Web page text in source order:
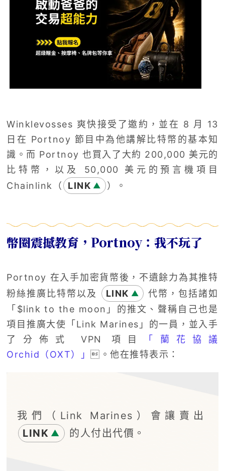
Winklevosses 爽快接受了邀約，並在 8 月 13
日在 Portnoy 節目中為他講解比特幣的基本知
識。而 Portnoy 也買入了大約 200,000 美元的
比特幣，以及 50,000 美元的預言機項目
Chainlink（
LINK ▲ ）。
幣圈震撼教育，Portnoy：我不玩了
Portnoy 在入手加密貨幣後，不遺餘力為其推特
粉絲推廣比特幣以及
LINK ▲
代幣，包括諸如
「$link to the moon」的推文、聲稱自己也是
項目推廣大使「Link Marines」的一員，並入手
了分佈式 VPN 項目
「蘭花協議
Orchid（OXT）」。他在推特表示：
我們（Link Marines）會讓賣出
LINK ▲ 的人付出代價。